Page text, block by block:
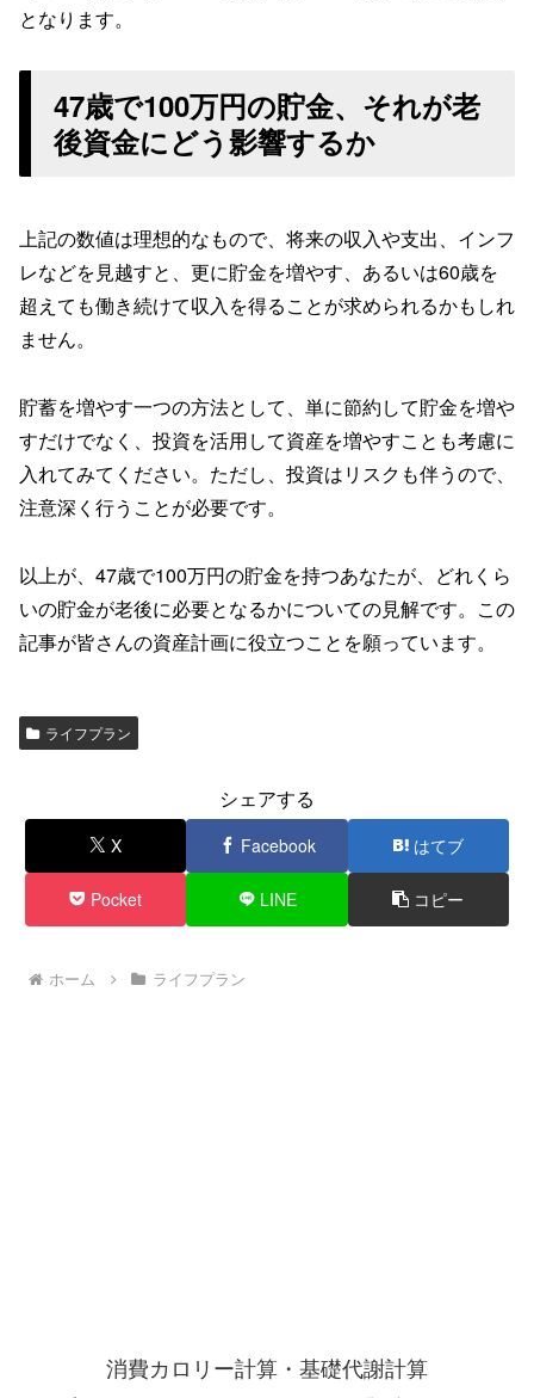
となります。
47歳で100万円の貯金、それが老
後資金にどう影響するか
上記の数値は理想的なもので、将来の収入や支出、インフ
レなどを見越すと、更に貯金を増やす、あるいは60歳を
超えても働き続けて収入を得ることが求められるかもしれ
ません。
貯蓄を増やす一つの方法として、単に節約して貯金を増や
すだけでなく、投資を活用して資産を増やすことも考慮に
入れてみてください。ただし、投資はリスクも伴うので、
注意深く行うことが必要です。
以上が、47歳で100万円の貯金を持つあなたが、どれくら
いの貯金が老後に必要となるかについての見解です。この
記事が皆さんの資産計画に役立つことを願っています。
ライフプラン
シェアする
X Facebook はてブ
Pocket LINE コピー
ホーム ライフプラン
消費カロリー計算・基礎代謝計算